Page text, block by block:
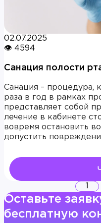
02.07.2025
👁 4594
Санация полости
Санация – процедура,
раза в год в рамках
представляет собой
лечение в кабинете
вовремя остановить
допустить
Оставьте
бесплатную